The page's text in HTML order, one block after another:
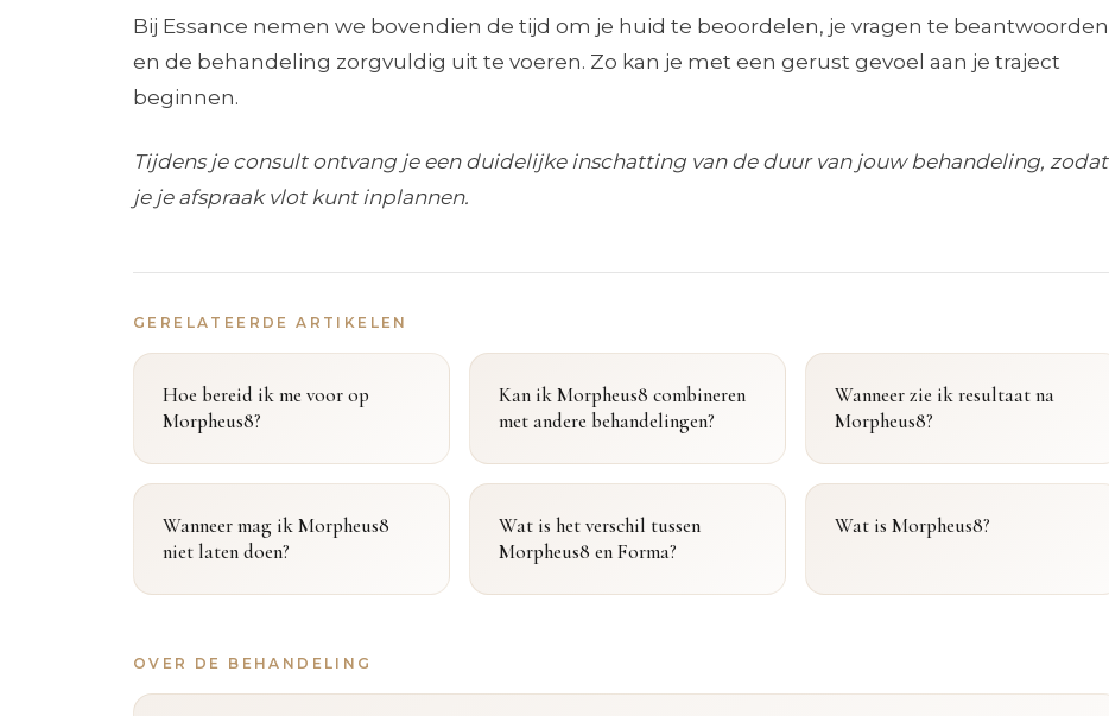
Bij Essance nemen we bovendien de tijd om je huid te beoordelen, je vragen te beantwoorden
en de behandeling zorgvuldig uit te voeren. Zo kan je met een gerust gevoel aan je traject
beginnen.
Tijdens je consult ontvang je een duidelijke inschatting van de duur van jouw behandeling, zodat
je je afspraak vlot kunt inplannen.
GERELATEERDE ARTIKELEN
Hoe bereid ik me voor op
Morpheus8?
Kan ik Morpheus8 combineren
met andere behandelingen?
Wanneer zie ik resultaat na
Morpheus8?
Wanneer mag ik Morpheus8
niet laten doen?
Wat is het verschil tussen
Morpheus8 en Forma?
Wat is Morpheus8?
OVER DE BEHANDELING